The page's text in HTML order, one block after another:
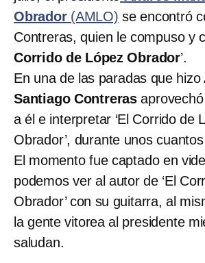
Obrador(AMLO) se encontró
Contreras, quien le compuso y
Corrido de López Obrador’.
En una de las paradas que hizo
Santiago Contreras
a él e interpretar ‘El Corrido de
Obrador’, durante unos
El momento fue captado en
podemos ver al autor de ‘El
Obrador’ con su guitarra, al
la gente vitorea al presidente
saludan.